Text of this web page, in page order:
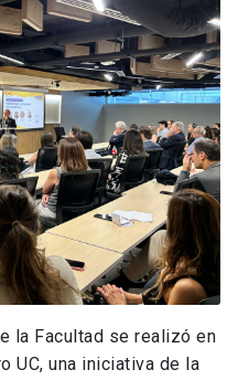
la Facultad se realizó en
UC, una iniciativa de la